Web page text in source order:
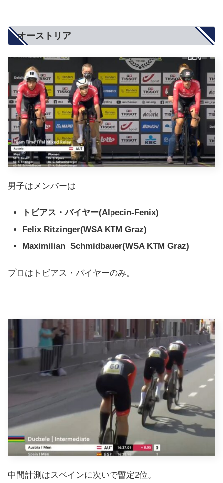
オーストリア
男子はメンバーは
トビアス・バイヤー(Alpecin-Fenix)
Felix Ritzinger(WSA KTM Graz)
Maximilian Schmidbauer(WSA KTM Graz)
プロはトビアス・バイヤーのみ。
中間計測はスペインに次いで暫定2位。